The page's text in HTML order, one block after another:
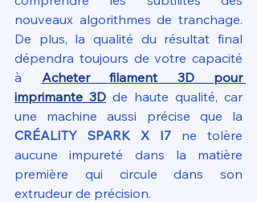
nouveaux algorithmes de tranchage.
De plus, la qualité du résultat final
dépendra toujours de votre capacité
à Acheter filament 3D pour
imprimante 3D de haute qualité, car
CRÉALITY SPARK X I7 ne tolère
aucune impureté dans la matière
première qui circule dans son
extrudeur de précision.